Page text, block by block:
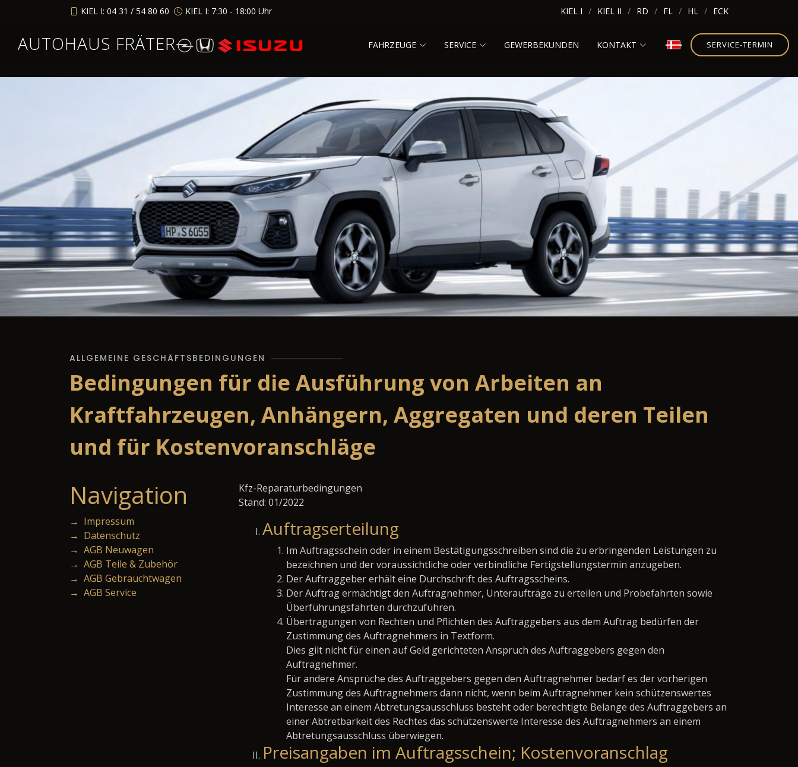
KIEL I: 04 31 / 54 80 60 KIEL I: 7:30 - 18:00 Uhr KIEL I KIEL II RD FL HL ECK
AUTOHAUS FRÄTER FAHRZEUGE SERVICE GEWERBEKUNDEN KONTAKT SERVICE-TERMIN
ALLGEMEINE GESCHÄFTSBEDINGUNGEN
Bedingungen für die Ausführung von Arbeiten an
Kraftfahrzeugen, Anhängern, Aggregaten und deren Teilen
und für Kostenvoranschläge
Navigation
→ Impressum
→ Datenschutz
→ AGB Neuwagen
→ AGB Teile & Zubehör
→ AGB Gebrauchtwagen
→ AGB Service
Kfz-Reparaturbedingungen
Stand: 01/2022
Auftragserteilung
Im Auftragsschein oder in einem Bestätigungsschreiben sind die zu erbringenden Leistungen zu
bezeichnen und der voraussichtliche oder verbindliche Fertigstellungstermin anzugeben.
Der Auftraggeber erhält eine Durchschrift des Auftragsscheins.
Der Auftrag ermächtigt den Auftragnehmer, Unteraufträge zu erteilen und Probefahrten sowie
Überführungsfahrten durchzuführen.
Übertragungen von Rechten und Pflichten des Auftraggebers aus dem Auftrag bedürfen der
Zustimmung des Auftragnehmers in Textform.
Dies gilt nicht für einen auf Geld gerichteten Anspruch des Auftraggebers gegen den
Auftragnehmer.
Für andere Ansprüche des Auftraggebers gegen den Auftragnehmer bedarf es der vorherigen
Zustimmung des Auftragnehmers dann nicht, wenn beim Auftragnehmer kein schützenswertes
Interesse an einem Abtretungsausschluss besteht oder berechtigte Belange des Auftraggebers an
einer Abtretbarkeit des Rechtes das schützenswerte Interesse des Auftragnehmers an einem
Abtretungsausschluss überwiegen.
Preisangaben im Auftragsschein; Kostenvoranschlag